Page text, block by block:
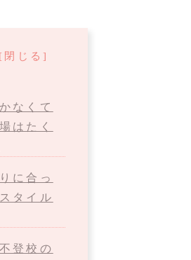
なくて
はたく
に合っ
タイル
登校の